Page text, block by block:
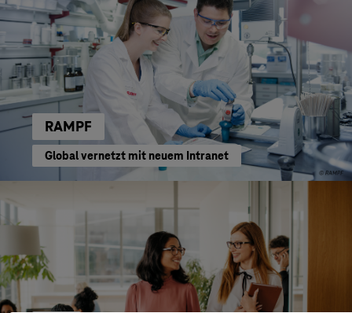
RAMPF
Global vernetzt mit neuem Intranet